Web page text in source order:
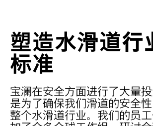
塑造水滑道行
标准
宝澜在安全方面进行了大量
是为了确保我们滑道的安全
整个水滑道行业。我们的员